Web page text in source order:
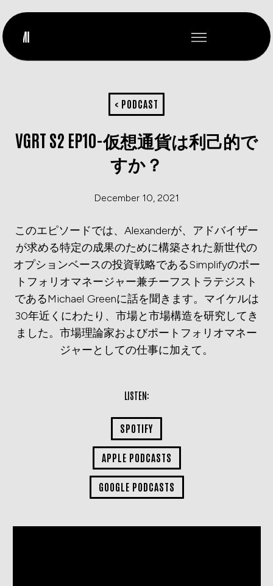
< PODCAST
VGRT S2 EP10-仮想通貨は利己的で
すか？
December 10, 2021
このエピソードでは、Alexanderが、アドバイザー
が求める特定の成果のために構築された新世代の
オプションベースの投資戦略であるSimplifyのポー
トフォリオマネージャー兼チーフストラテジスト
であるMichael Greenに話を聞きます。マイケルは
30年近くにわたり、市場と市場構造を研究してき
ました。市場理論家およびポートフォリオマネー
ジャーとしての仕事に加えて。
LISTEN:
SPOTIFY
APPLE PODCASTS
GOOGLE PODCASTS